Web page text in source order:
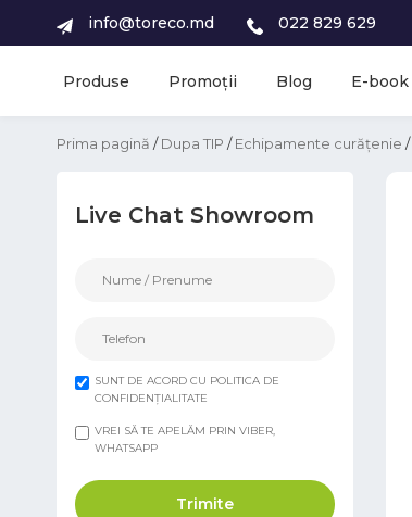
info@toreco.md 022 829 629
Produse Promoții Blog E-book
Prima pagină /Dupa TIP /Echipamente curățenie /
Live Chat Showroom
SUNT DE ACORD CU POLITICA DE
CONFIDENȚIALITATE
VREI SĂ TE APELĂM PRIN VIBER,
WHATSAPP
Trimite